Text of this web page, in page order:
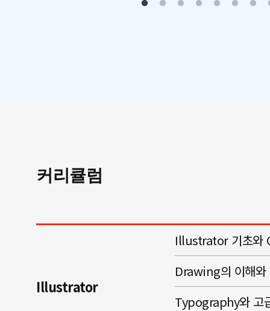
커리큘럼
Illustrator
Illustrator 기초
Drawing의 이해
Typography와 고